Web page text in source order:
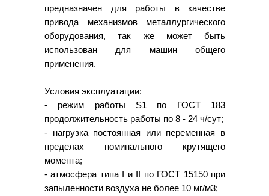
предназначен для работы в качестве
привода механизмов металлургического
оборудования, так же может быть
использован для машин общего
применения.
Условия эксплуатации:
- режим работы S1 по ГОСТ 183
продолжительность работы по 8 - 24 ч/сут;
- нагрузка постоянная или переменная в
пределах номинального крутящего
момента;
- атмосфера типа I и II по ГОСТ 15150 при
запыленности воздуха не более 10 мг/м3;